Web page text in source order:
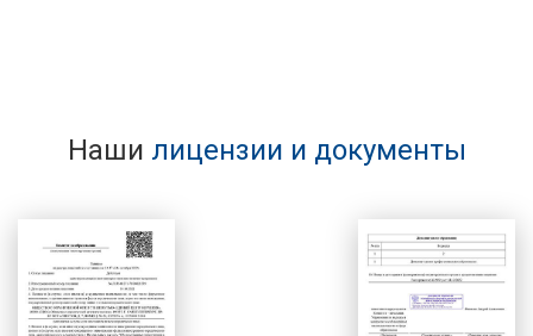
Наши лицензии и документы